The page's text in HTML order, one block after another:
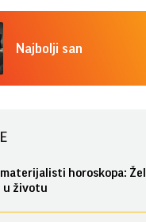
Najbolji san
horoskopa:
u životu